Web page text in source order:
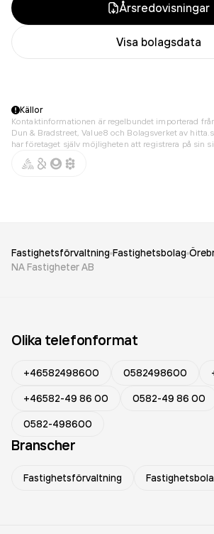
Årsredovisningar
Visa bolagsdata
Källor
Kontaktinformationen är regelbundet importerad
Dun & Bradstreet, Value8 och Bolagsverket av
har företaget själv möjligheten att registrera på sin
Fastighetsförvaltning Fastighetsbolag
NA Fastigheter AB
Olika telefonformat
+46582498600 0582498600
+46582-49 86 00
0582-49 86 00
0582-498600
Branscher
Fastighetsförvaltning